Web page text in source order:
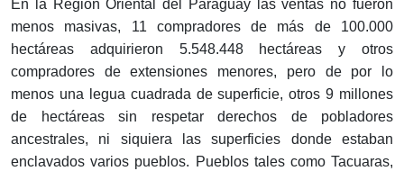
En la Región Oriental del Paraguay las ventas no fueron
menos masivas, 11 compradores de más de 100.000
hectáreas adquirieron 5.548.448 hectáreas y otros
compradores de extensiones menores, pero de por lo
menos una legua cuadrada de superficie, otros 9 millones
de hectáreas sin respetar derechos de pobladores
ancestrales, ni siquiera las superficies donde estaban
enclavados varios pueblos. Pueblos tales como Tacuaras,